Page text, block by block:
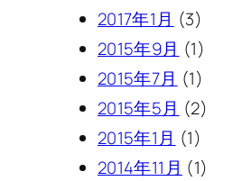
2017年1月 (3)
2015年9月 (1)
2015年7月 (1)
2015年5月 (2)
2015年1月 (1)
2014年11月 (1)